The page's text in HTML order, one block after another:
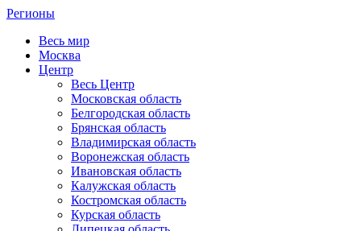
Регионы
Весь мир
Москва
Центр
Весь Центр
Московская область
Белгородская область
Брянская область
Владимирская область
Воронежская область
Ивановская область
Калужская область
Костромская область
Курская область